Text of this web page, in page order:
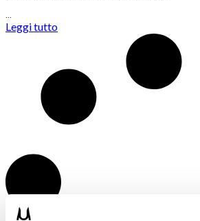
Leggi tutto